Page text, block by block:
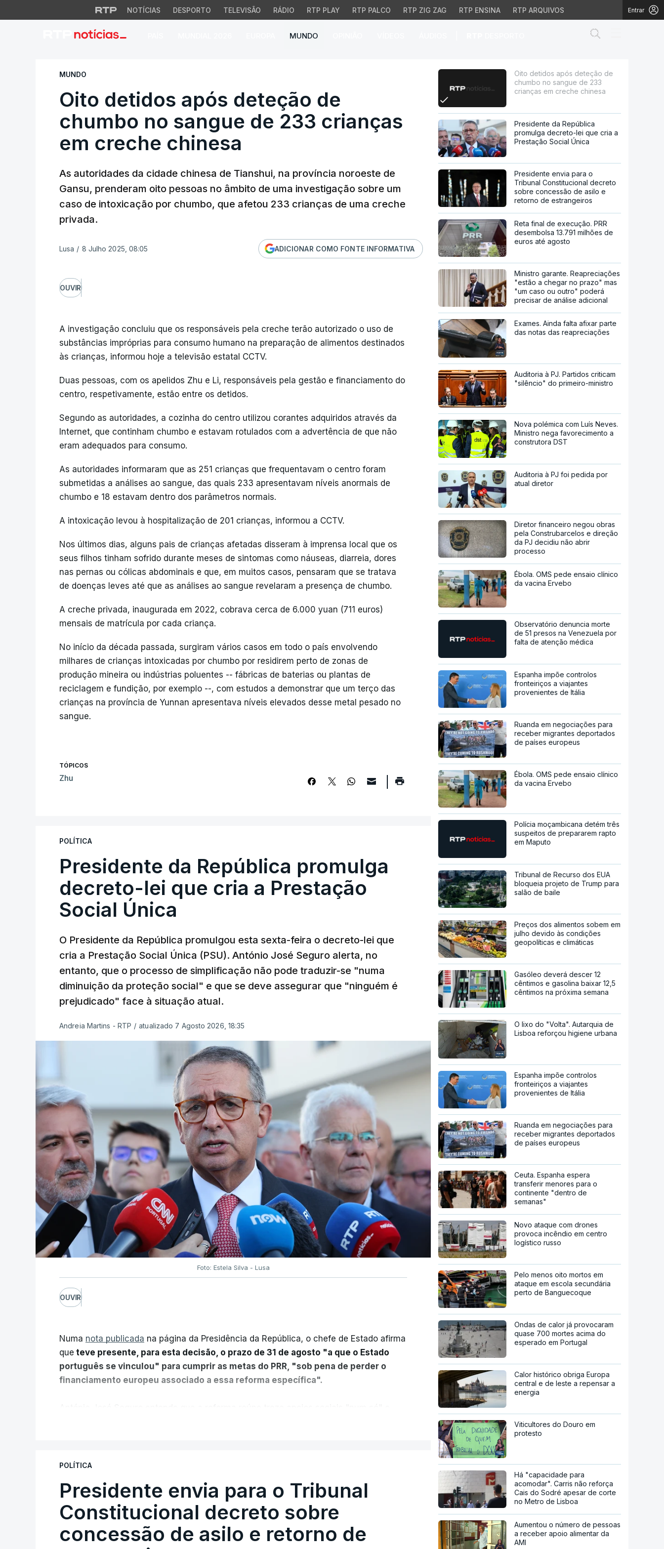
NOTÍCIAS DESPORTO TELEVISÃO RÁDIO RTP PLAY RTP PALCO RTP ZIG ZAG RTP ENSINA RTP ARQUIVOS Entrar
MUNDO
Oito detidos após deteção de chumbo no sangue de 233
MUNDO
Oito detidos após deteção de
chumbo no sangue de 233 crianças
em creche chinesa
As autoridades da cidade chinesa de Tianshui, na província noroeste de
Gansu, prenderam oito pessoas no âmbito de uma investigação sobre um
caso de intoxicação por chumbo, que afetou 233 crianças de uma creche
privada.
Lusa / 8 Julho 2025, 08:05 ADICIONAR COMO FONTE INFORMATIVA
OUVIR
A investigação concluiu que os responsáveis pela creche terão autorizado o uso de
substâncias impróprias para consumo humano na preparação de alimentos destinados
às crianças, informou hoje a televisão estatal CCTV.
Duas pessoas, com os apelidos Zhu e Li, responsáveis pela gestão e financiamento do
centro, respetivamente, estão entre os detidos.
Segundo as autoridades, a cozinha do centro utilizou corantes adquiridos através da
Internet, que continham chumbo e estavam rotulados com a advertência de que não
eram adequados para consumo.
As autoridades informaram que as 251 crianças que frequentavam o centro foram
submetidas a análises ao sangue, das quais 233 apresentavam níveis anormais de
chumbo e 18 estavam dentro dos parâmetros normais.
A intoxicação levou à hospitalização de 201 crianças, informou a CCTV.
Nos últimos dias, alguns pais de crianças afetadas disseram à imprensa local que os
seus filhos tinham sofrido durante meses de sintomas como náuseas, diarreia, dores
nas pernas ou cólicas abdominais e que, em muitos casos, pensaram que se tratava
de doenças leves até que as análises ao sangue revelaram a presença de chumbo.
A creche privada, inaugurada em 2022, cobrava cerca de 6.000 yuan (711 euros)
mensais de matrícula por cada criança.
No início da década passada, surgiram vários casos em todo o país envolvendo
milhares de crianças intoxicadas por chumbo por residirem perto de zonas de
produção mineira ou indústrias poluentes -- fábricas de baterias ou plantas de
reciclagem e fundição, por exemplo --, com estudos a demonstrar que um terço das
crianças na província de Yunnan apresentava níveis elevados desse metal pesado no
sangue.
TÓPICOS
Zhu
POLÍTICA
Presidente da República promulga
decreto-lei que cria a Prestação
Social Única
O Presidente da República promulgou esta sexta-feira o decreto-lei que
cria a Prestação Social Única (PSU). António José Seguro alerta, no
entanto, que o processo de simplificação não pode traduzir-se "numa
diminuição da proteção social" e que se deve assegurar que "ninguém é
prejudicado" face à situação atual.
Andreia Martins - RTP / atualizado 7 Agosto 2026, 18:35
Foto: Estela Silva - Lusa
OUVIR
Numa nota publicada na página da Presidência da República, o chefe de Estado afirma
que teve presente, para esta decisão, o prazo de 31 de agosto "a que o Estado
português se vinculou" para cumprir as metas do PRR, "sob pena de perder o
financiamento europeu associado a essa reforma específica".
os apoios chegam a quem mais necessita, estaremos a dar um passo na direção
Assegurar que "ninguém é prejudicado"
POLÍTICA
Presidente envia para o Tribunal
Constitucional decreto sobre
concessão de asilo e retorno de
Oito detidos após deteção de
chumbo no sangue de 233
crianças em creche chinesa
Presidente da República
promulga decreto-lei que cria a
Prestação Social Única
Presidente envia para o
Tribunal Constitucional decreto
sobre concessão de asilo e
retorno de estrangeiros
Reta final de execução. PRR
desembolsa 13.791 milhões de
euros até agosto
Ministro garante. Reapreciações
"estão a chegar no prazo" mas
"um caso ou outro" poderá
precisar de análise adicional
Exames. Ainda falta afixar parte
das notas das reapreciações
Auditoria à PJ. Partidos criticam
"silêncio" do primeiro-ministro
Nova polémica com Luís Neves.
Ministro nega favorecimento a
construtora DST
Auditoria à PJ foi pedida por
atual diretor
Diretor financeiro negou obras
pela Construbarcelos e direção
da PJ decidiu não abrir
processo
Ébola. OMS pede ensaio clínico
da vacina Ervebo
Observatório denuncia morte
de 51 presos na Venezuela por
falta de atenção médica
Espanha impõe controlos
fronteiriços a viajantes
provenientes de Itália
Ruanda em negociações para
receber migrantes deportados
de países europeus
Ébola. OMS pede ensaio clínico
da vacina Ervebo
Polícia moçambicana detém três
suspeitos de prepararem rapto
em Maputo
Tribunal de Recurso dos EUA
bloqueia projeto de Trump para
salão de baile
Preços dos alimentos sobem em
julho devido às condições
geopolíticas e climáticas
Gasóleo deverá descer 12
cêntimos e gasolina baixar 12,5
cêntimos na próxima semana
O lixo do "Volta". Autarquia de
Lisboa reforçou higiene urbana
Espanha impõe controlos
fronteiriços a viajantes
provenientes de Itália
Ruanda em negociações para
receber migrantes deportados
de países europeus
Ceuta. Espanha espera
transferir menores para o
continente "dentro de
semanas"
Novo ataque com drones
provoca incêndio em centro
logístico russo
Pelo menos oito mortos em
ataque em escola secundária
perto de Banguecoque
Ondas de calor já provocaram
quase 700 mortes acima do
esperado em Portugal
Calor histórico obriga Europa
central e de leste a repensar a
energia
Viticultores do Douro em
protesto
Há "capacidade para
acomodar". Carris não reforça
Cais do Sodré apesar de corte
no Metro de Lisboa
Aumentou o número de pessoas
a receber apoio alimentar da
AMI